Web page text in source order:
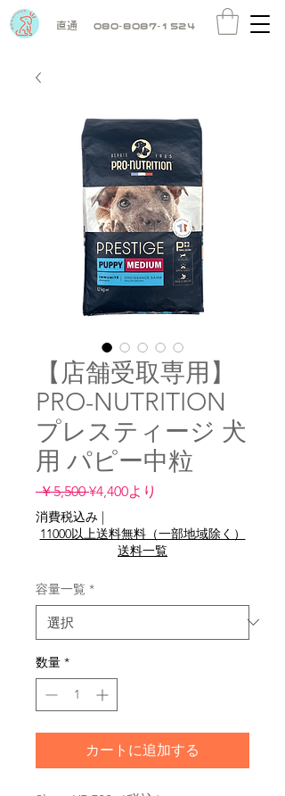
直通 080-8087-1524
【店舗受取専用】
PRO-NUTRITION
プレスティージ 犬
用 パピー中粒
￥5,500 通
常
価
¥4,400より
ル
価
消費税込み |
11000以上送料無料（一部地域除く）
送料一覧
容量一覧 *
数量 *
カートに追加する